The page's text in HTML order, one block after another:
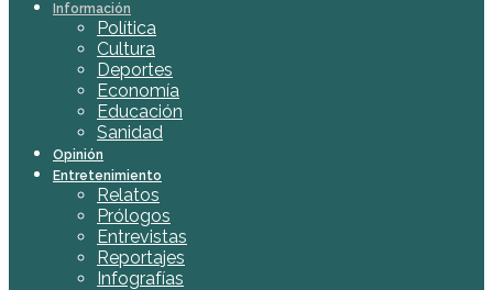
Información
Política
Cultura
Deportes
Economía
Educación
Sanidad
Opinión
Entretenimiento
Relatos
Prólogos
Entrevistas
Reportajes
Infografías